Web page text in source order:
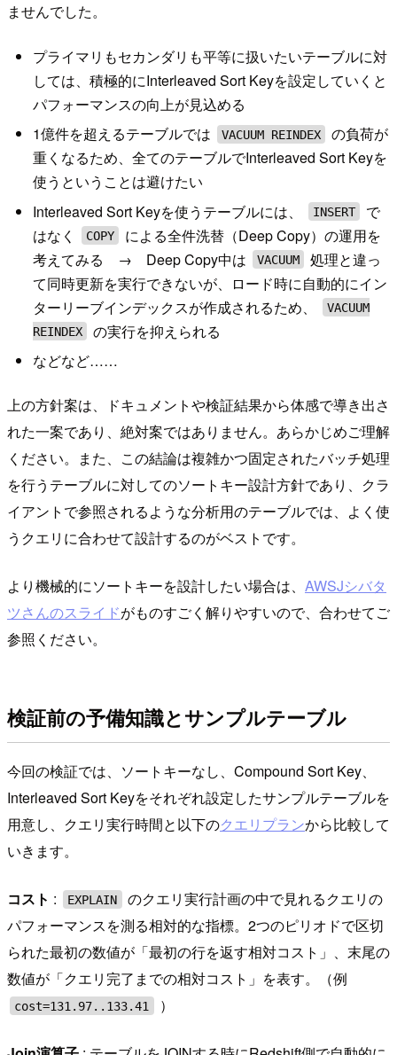
ませんでした。
プライマリもセカンダリも平等に扱いたいテーブルに対
しては、積極的にInterleaved Sort Keyを設定していくと
パフォーマンスの向上が見込める
1億件を超えるテーブルでは
VACUUM REINDEX
の負荷が
重くなるため、全てのテーブルでInterleaved Sort Keyを
使うということは避けたい
Interleaved Sort Keyを使うテーブルには、
INSERT
で
はなく
COPY
による全件洗替（Deep Copy）の運用を
考えてみる → Deep Copy中は
VACUUM
処理と違っ
て同時更新を実行できないが、ロード時に自動的にイン
ターリーブインデックスが作成されるため、
VACUUM
REINDEX
の実行を抑えられる
などなど……
上の方針案は、ドキュメントや検証結果から体感で導き出さ
れた一案であり、絶対案ではありません。あらかじめご理解
ください。また、この結論は複雑かつ固定されたバッチ処理
を行うテーブルに対してのソートキー設計方針であり、クラ
イアントで参照されるような分析用のテーブルでは、よく使
うクエリに合わせて設計するのがベストです。
より機械的にソートキーを設計したい場合は、 AWSJシバタ
ツさんのスライドがものすごく解りやすいので、合わせてご
参照ください。
検証前の予備知識とサンプルテーブル
今回の検証では、ソートキーなし、Compound Sort Key、
Interleaved Sort Keyをそれぞれ設定したサンプルテーブルを
用意し、クエリ実行時間と以下のクエリプランから比較して
いきます。
コスト : EXPLAIN
のクエリ実行計画の中で見れるクエリの
パフォーマンスを測る相対的な指標。2つのピリオドで区切
られた最初の数値が「最初の行を返す相対コスト」、末尾の
数値が「クエリ完了までの相対コスト」を表す。（例
cost=131.97..133.41 ）